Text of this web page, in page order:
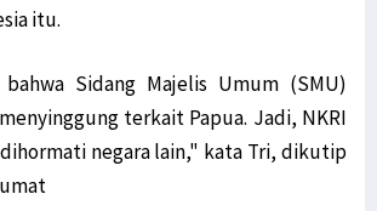
itu.
Sidang Majelis Umum (SMU)
terkait Papua. Jadi, NKRI
negara lain," kata Tri, dikutip